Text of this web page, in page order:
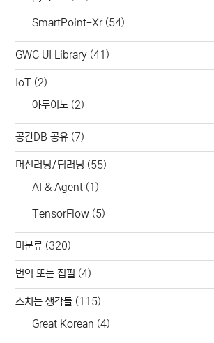
SmartPoint-Xr(54)
GWC UI Library (41)
IoT (2)
아두이노 (2)
공간DB 공유 (7)
머신러닝/딥러닝 (55)
AI & Agent (1)
TensorFlow (5)
미분류 (320)
번역 또는 집필 (4)
스치는 생각들 (115)
Great Korean (4)